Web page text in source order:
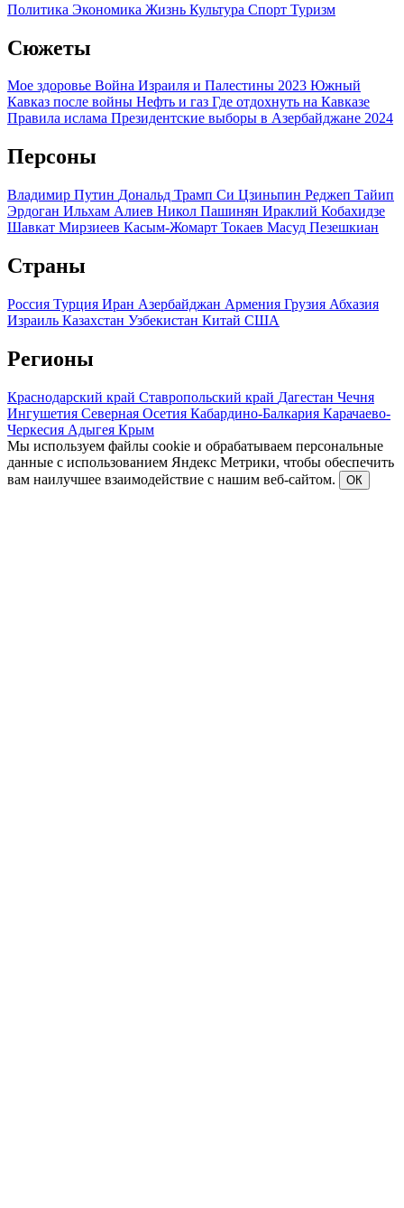
Политика Экономика Жизнь Культура Спорт Туризм
Сюжеты
Мое здоровье Война Израиля и Палестины 2023 Южный
Кавказ после войны Нефть и газ Где отдохнуть на Кавказе
Правила ислама Президентские выборы в Азербайджане 2024
Персоны
Владимир Путин Дональд Трамп Си Цзиньпин Реджеп Тайип
Эрдоган Ильхам Алиев Никол Пашинян Ираклий Кобахидзе
Шавкат Мирзиеев Касым-Жомарт Токаев Масуд Пезешкиан
Страны
Россия Турция Иран Азербайджан Армения Грузия Абхазия
Израиль Казахстан Узбекистан Китай США
Регионы
Краснодарский край Ставропольский край Дагестан Чечня
Ингушетия Северная Осетия Кабардино-Балкария Карачаево-
Черкесия Адыгея Крым
Мы используем файлы cookie и обрабатываем персональные
данные с использованием Яндекс Метрики, чтобы обеспечить
вам наилучшее взаимодействие с нашим веб-сайтом.
ОК